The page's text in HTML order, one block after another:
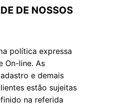
DE NOSSOS
política expressa
On-line. As
e demais
estão sujeitas
na referida